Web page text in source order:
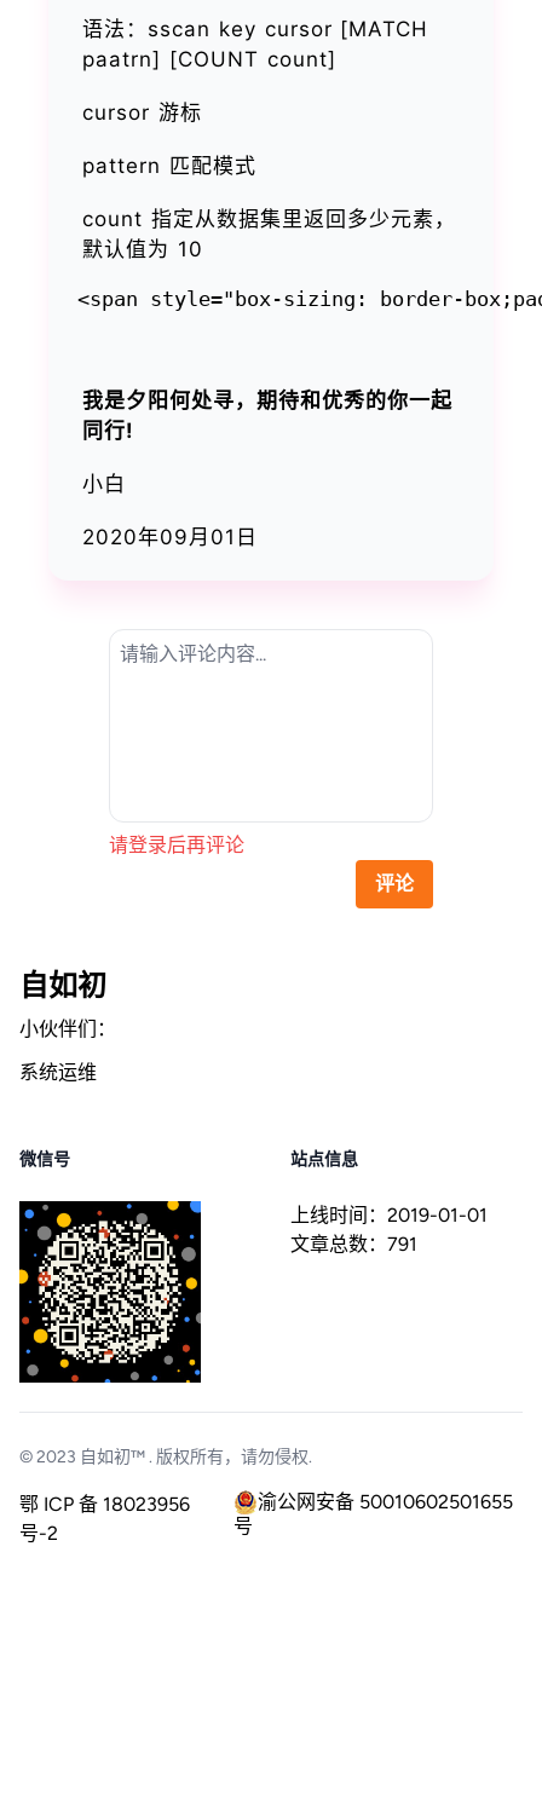
语法：sscan key cursor [MATCH
paatrn] [COUNT count]
cursor 游标
pattern 匹配模式
count 指定从数据集里返回多少元素，
默认值为 10
我是夕阳何处寻，期待和优秀的你一起
同行!
小白
2020年09月01日
请登录后再评论
评论
自如初
小伙伴们：
系统运维
微信号 站点信息
上线时间： 2019-01-01
文章总数： 791
© 2023 自如初™. 版权所有，请勿侵权.
鄂 ICP 备 18023956
号-2
渝公网安备 50010602501655
号